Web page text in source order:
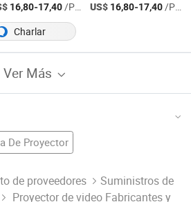
16,80-17,40/Pieza US$ 16,80-17,40/Pieza
Charlar
Ver Más
De Proyector
Transparencias
Reproductores Mp4 Portátiles
de proveedores
Suministros de
Proyector de video Fabricantes y